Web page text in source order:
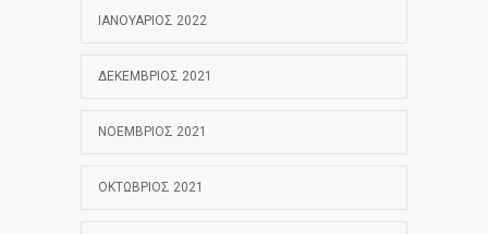
ΙΑΝΟΥΆΡΙΟΣ 2022
ΔΕΚΈΜΒΡΙΟΣ 2021
ΝΟΈΜΒΡΙΟΣ 2021
ΟΚΤΏΒΡΙΟΣ 2021